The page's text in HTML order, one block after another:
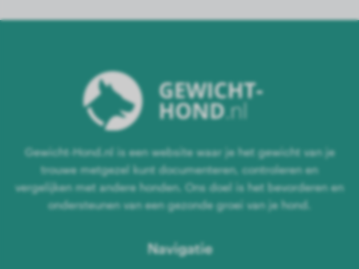
Gewicht-Hond.nl is een website waar je het gewicht van je
trouwe metgezel kunt documenteren, controleren en
vergelijken met andere honden. Ons doel is het bevorderen en
ondersteunen van een gezonde groei van je hond.
Navigatie